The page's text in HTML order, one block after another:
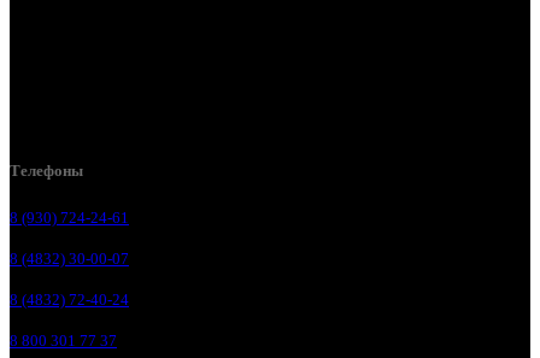
Телефоны
8 (930) 724-24-61
8 (4832) 30-00-07
8 (4832) 72-40-24
8 800 301 77 37